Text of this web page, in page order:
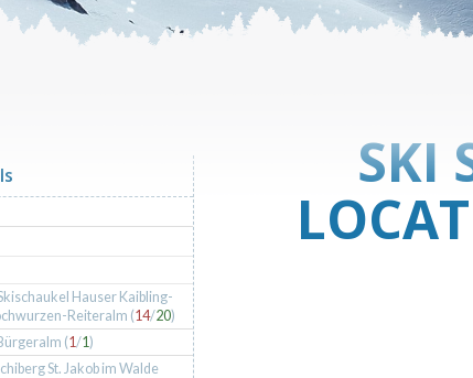
SKI
Hauser Kaibling-
Reiteralm (14/20)
(1/1)
St. Jakob im Walde